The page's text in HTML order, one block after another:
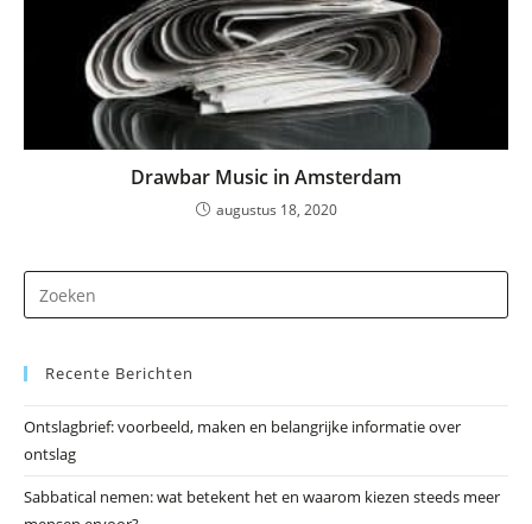
Drawbar Music in Amsterdam
augustus 18, 2020
op
Recente Berichten
Ontslagbrief: voorbeeld, maken en belangrijke informatie over
ontslag
Sabbatical nemen: wat betekent het en waarom kiezen steeds meer